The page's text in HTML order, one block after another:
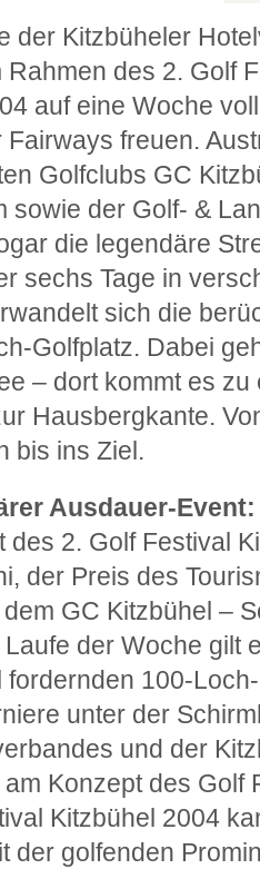
der Kitzbüheler
Rahmen des 2. Golf
auf eine Woche
Fairways freuen.
Golfclubs GC
sowie der Golf- &
die legendäre
sechs Tage in
sich die
Golfplatz. Dabei
– dort kommt es
Hausbergkante.
bis ins Ziel.
Ausdauer-
des 2. Golf Festival
der Preis des
GC Kitzbühel –
Laufe der Woche gilt
fordernden 100-
unter der
und der
Konzept des Golf
Kitzbühel 2004
der golfenden